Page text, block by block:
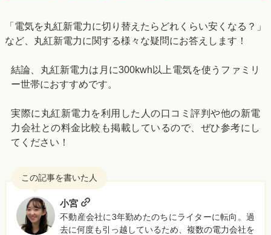
「電気を丸紅新電力に切り替えたらどれくらい安くなる？」
など、丸紅新電力に関する様々な疑問にお答えします！
結論、丸紅新電力は月に300kwh以上電気を使うファミリ
ー世帯におすすめです。
実際に丸紅新電力を利用した人の口コミ評判や他の新電
力会社との料金比較も掲載しているので、ぜひ参考にし
てください！
小宮
不動産会社に3年勤めたのちにライターに転向。過
去に何度も引っ越しているため、複数の電力会社を